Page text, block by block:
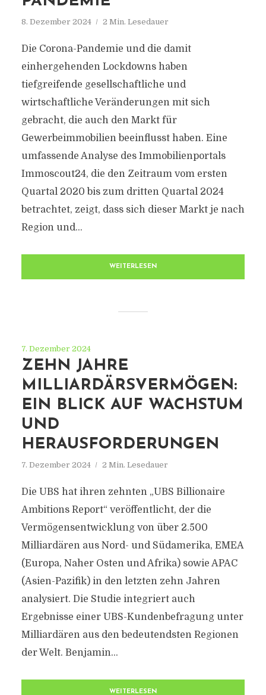
8. Dezember 2024 2 Min. Lesedauer
Die Corona-Pandemie und die damit
einhergehenden Lockdowns haben
tiefgreifende gesellschaftliche und
wirtschaftliche Veränderungen mit sich
gebracht, die auch den Markt für
Gewerbeimmobilien beeinflusst haben. Eine
umfassende Analyse des Immobilienportals
Immoscout24, die den Zeitraum vom ersten
Quartal 2020 bis zum dritten Quartal 2024
betrachtet, zeigt, dass sich dieser Markt je nach
Region und...
WEITERLESEN
7. Dezember 2024
ZEHN JAHRE
MILLIARDÄRSVERMÖGEN:
EIN BLICK AUF WACHSTUM
UND
HERAUSFORDERUNGEN
7. Dezember 2024 2 Min. Lesedauer
Die UBS hat ihren zehnten „UBS Billionaire
Ambitions Report“ veröffentlicht, der die
Vermögensentwicklung von über 2.500
Milliardären aus Nord- und Südamerika, EMEA
(Europa, Naher Osten und Afrika) sowie APAC
(Asien-Pazifik) in den letzten zehn Jahren
analysiert. Die Studie integriert auch
Ergebnisse einer UBS-Kundenbefragung unter
Milliardären aus den bedeutendsten Regionen
der Welt. Benjamin...
WEITERLESEN